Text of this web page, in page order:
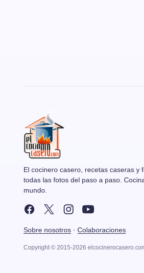
El cocinero casero, recetas caseras y
todas las fotos del paso a paso.
mundo.
Sobre nosotros · Colaboraciones
Copyright © 2015-2026